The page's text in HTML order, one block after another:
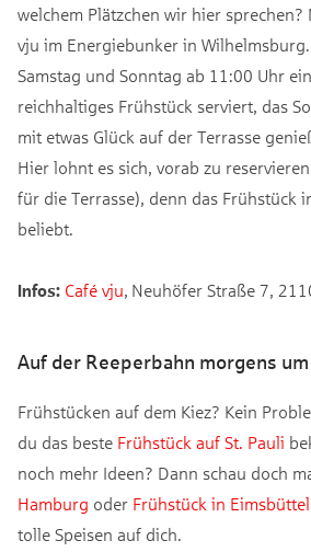
welchem Plätzchen wir hier sprechen?
vju im Energiebunker in
Samstag und Sonntag ab 11:00 Uhr
reichhaltiges Frühstück serviert, das
mit etwas Glück auf der Terrasse
Hier lohnt es sich, vorab zu
für die Terrasse), denn das Frühstück
beliebt.
Infos: Café vju, Neuhöfer Straße 7,
Auf der Reeperbahn morgens um
Frühstücken auf dem Kiez? Kein
du das beste Frühstück auf St. Pauli
noch mehr Ideen? Dann schau doch
Hamburg oder Frühstück in Eimsbüttel
tolle Speisen auf dich.